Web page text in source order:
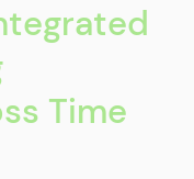
Time